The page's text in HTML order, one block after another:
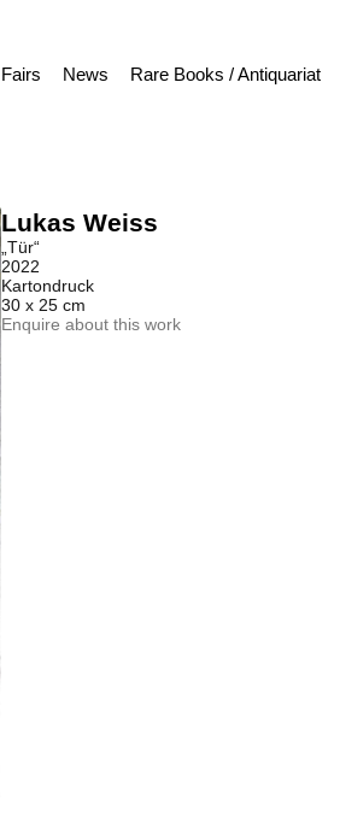
Fairs News Rare Books / Antiquariat
Lukas Weiss
„Tür“
2022
Kartondruck
30 x 25 cm
Enquire about this work